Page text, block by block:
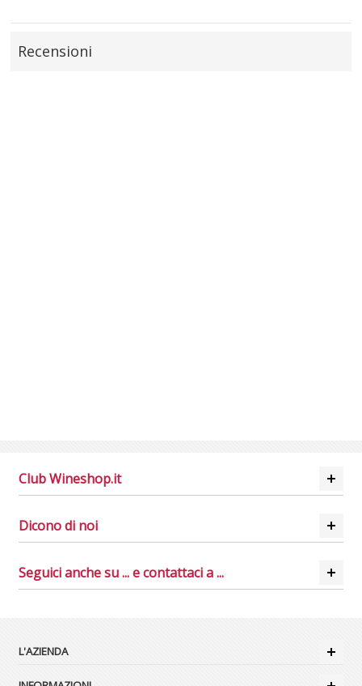
Recensioni
Club Wineshop.it
Dicono di noi
Seguici anche su ... e contattaci a ...
L'AZIENDA